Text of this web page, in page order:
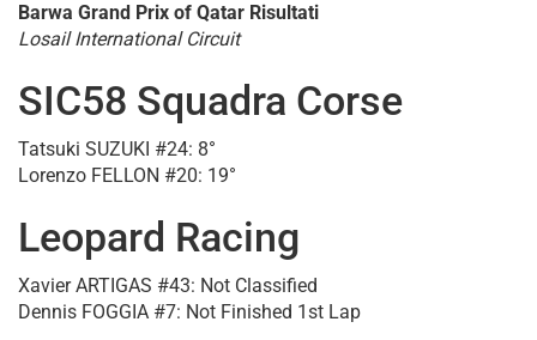
Barwa Grand Prix of Qatar Risultati
Losail International Circuit
SIC58 Squadra Corse
Tatsuki SUZUKI #24: 8°
Lorenzo FELLON #20: 19°
Leopard Racing
Xavier ARTIGAS #43: Not Classified
Dennis FOGGIA #7: Not Finished 1st Lap